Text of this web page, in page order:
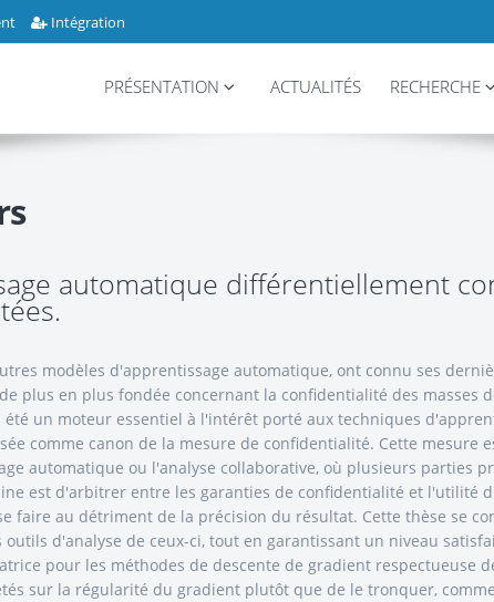
Intégration
PRÉSENTATION ACTUALITÉS RECHERCHE
automatique différentiellement
modèles d'apprentissage automatique, ont connu ses
plus en plus fondée concernant la confidentialité des masses
été un moteur essentiel à l'intérêt porté aux techniques
comme canon de la mesure de confidentialité. Cette mesure
automatique ou l'analyse collaborative, où plusieurs parties
est d'arbitrer entre les garanties de confidentialité et l'utilité
faire au détriment de la précision du résultat. Cette thèse se
d'analyse de ceux-ci, tout en garantissant un niveau
pour les méthodes de descente de gradient
sur la régularité du gradient plutôt que de le tronquer,